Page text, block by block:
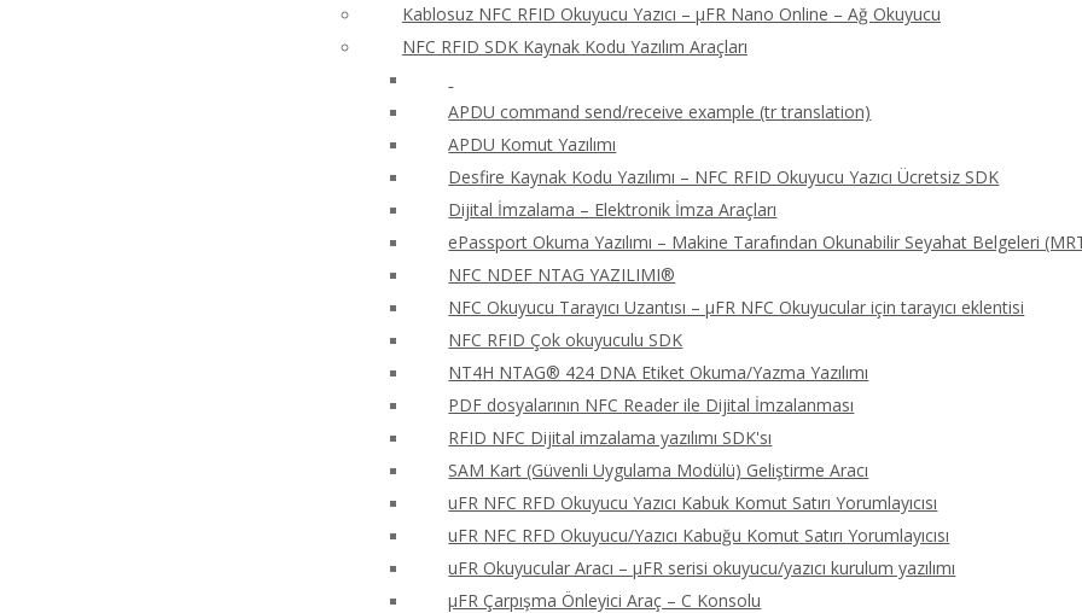
Kablosuz NFC RFID Okuyucu Yazıcı – μFR Nano Online – Ağ Okuyucu
NFC RFID SDK Kaynak Kodu Yazılım Araçları
APDU command send/receive example (tr translation)
APDU Komut Yazılımı
Desfire Kaynak Kodu Yazılımı – NFC RFID Okuyucu Yazıcı Ücretsiz SDK
Dijital İmzalama – Elektronik İmza Araçları
ePassport Okuma Yazılımı – Makine Tarafından Okunabilir Seyahat Belgeleri
NFC NDEF NTAG YAZILIMI®
NFC Okuyucu Tarayıcı Uzantısı – μFR NFC Okuyucular için tarayıcı eklentisi
NFC RFID Çok okuyuculu SDK
NT4H NTAG® 424 DNA Etiket Okuma/Yazma Yazılımı
PDF dosyalarının NFC Reader ile Dijital İmzalanması
RFID NFC Dijital imzalama yazılımı SDK'sı
SAM Kart (Güvenli Uygulama Modülü) Geliştirme Aracı
uFR NFC RFD Okuyucu Yazıcı Kabuk Komut Satırı Yorumlayıcısı
uFR NFC RFD Okuyucu/Yazıcı Kabuğu Komut Satırı Yorumlayıcısı
uFR Okuyucular Aracı – μFR serisi okuyucu/yazıcı kurulum yazılımı
μFR Çarpışma Önleyici Araç – C Konsolu